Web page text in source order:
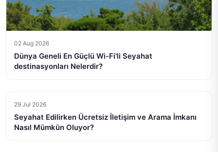
02 Aug 2026
Dünya Geneli En Güçlü Wi-Fi'li Seyahat
destinasyonları Nelerdir?
29 Jul 2026
Seyahat Edilirken Ücretsiz İletişim ve Arama İmkanı
Nasıl Mümkün Oluyor?